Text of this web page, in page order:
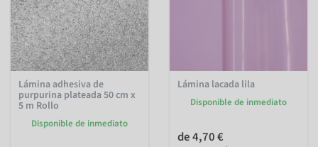
Lámina adhesiva de
purpurina plateada 50 cm x
5 m Rollo
Disponible de inmediato
Lámina lacada lila
Disponible de inmediato
de 4,70 €